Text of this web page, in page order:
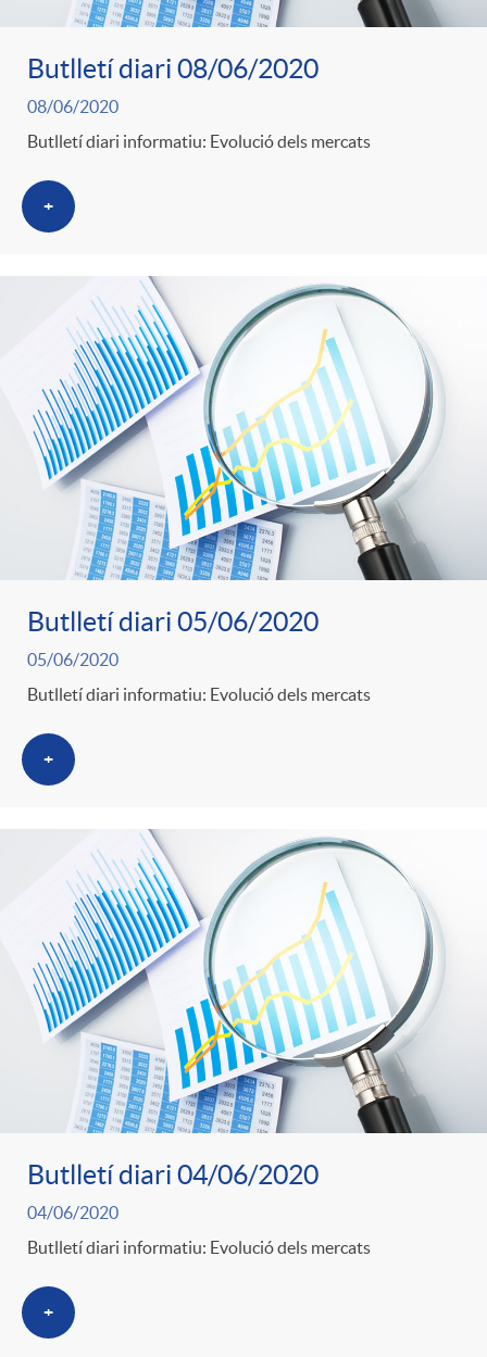
Butlletí diari 08/06/2020
08/06/2020
Butlletí diari informatiu: Evolució dels mercats
+
Butlletí diari 05/06/2020
05/06/2020
Butlletí diari informatiu: Evolució dels mercats
+
Butlletí diari 04/06/2020
04/06/2020
Butlletí diari informatiu: Evolució dels mercats
+